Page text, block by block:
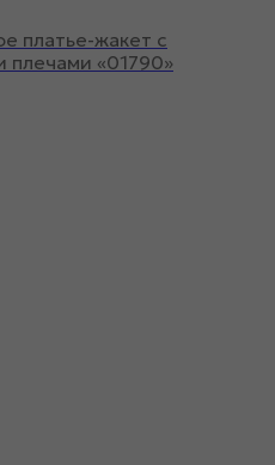
платье-жакет с
плечами «01790»